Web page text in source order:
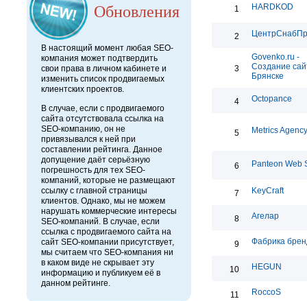
Обновления
В настоящий момент любая SEO-
компания может подтвердить
свои права в личном кабинете и
изменить список продвигаемых
клиентских проектов.
В случае, если с продвигаемого
сайта отсутствовала ссылка на
SEO-компанию, он не
привязывался к ней при
составлении рейтинга. Данное
допущение даёт серьёзную
погрешность для тех SEO-
компаний, которые не размещают
ссылку с главной страницы
клиентов. Однако, мы не можем
нарушать коммерческие интересы
SEO-компаний. В случае, если
ссылка с продвигаемого сайта на
сайт SEO-компании присутствует,
мы считаем что SEO-компания ни
в каком виде не скрывает эту
информацию и публикуем её в
данном рейтинге.
1 HARDKOD
2
3
Govenko.ru -
Создание
Брянске
4 Octopance
5 Metrics Agency
6 Panteon Web
7 KeyCraft
8 Агелар
9 Фабрика
10 HEGUN
11 RoccoS